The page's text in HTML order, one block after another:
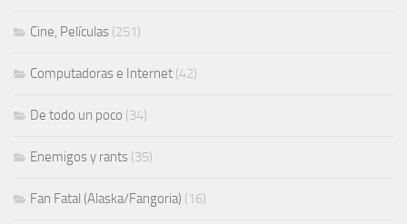
Cine, Películas (251)
Computadoras e Internet (42)
De todo un poco (34)
Enemigos y rants (35)
Fan Fatal (Alaska/Fangoria) (16)